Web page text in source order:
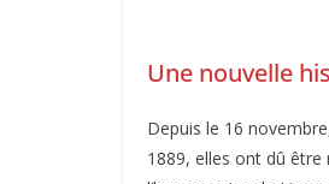
Une nouvelle
Depuis le 16
1889, elles ont dû être